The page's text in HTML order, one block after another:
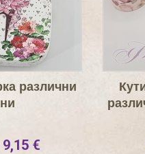
различни
9,15 €